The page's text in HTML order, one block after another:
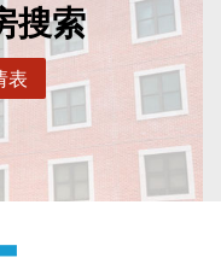
搜索
表